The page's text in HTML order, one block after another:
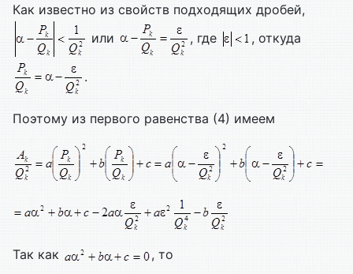
Как известно из свойств подходящих дробей,
или
, где , откуда
.
Поэтому из первого равенства (4) имеем
Так как , то